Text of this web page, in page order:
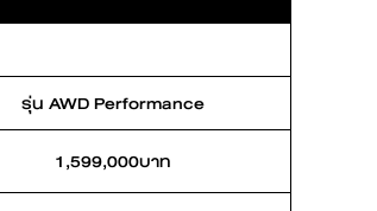
รุ่น AWD Performance
1,599,000บาท